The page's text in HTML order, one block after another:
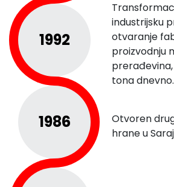
1992
industrijsku
otvaranje
proizvodnju
tona dnevno.
1986
Otvoren
hrane u